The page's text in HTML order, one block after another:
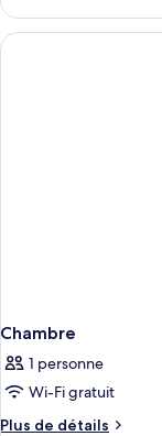
le
type
de
Chambre
1 personne
Wi-Fi gratuit
Plus de détails
Plus